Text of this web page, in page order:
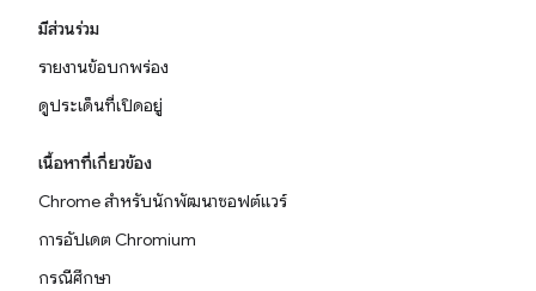
มีส่วนร่วม
รายงานข้อบกพร่อง
ดูประเด็นที่เปิดอยู่
เนื้อหาที่เกี่ยวข้อง
Chrome สำหรับนักพัฒนาซอฟต์แวร์
การอัปเดต Chromium
กรณีศึกษา